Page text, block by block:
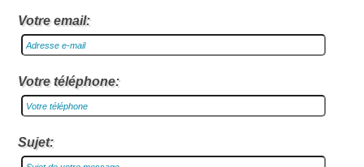
Votre email:
Votre téléphone:
Sujet: